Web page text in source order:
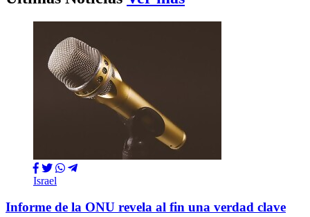
Israel
Informe de la ONU revela al fin una verdad clave